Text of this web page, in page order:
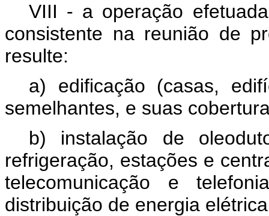
VIII - a operação
consistente na reunião de
resulte:
a) edificação (casas,
semelhantes, e suas
b) instalação de
refrigeração, estações e
telecomunicação e
distribuição de energia